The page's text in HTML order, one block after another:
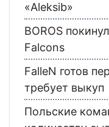
«Aleksib»
BOROS
Falcons
FalleN готов
требует выкуп
Польские